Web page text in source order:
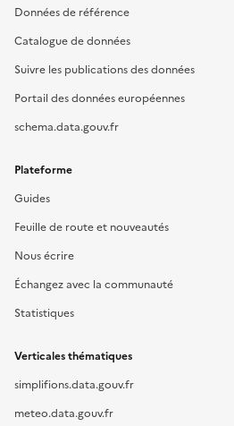
Données de référence
Catalogue de données
Suivre les publications des données
Portail des données européennes
schema.data.gouv.fr
Plateforme
Guides
Feuille de route et nouveautés
Nous écrire
Échangez avec la communauté
Statistiques
Verticales thématiques
simplifions.data.gouv.fr
meteo.data.gouv.fr